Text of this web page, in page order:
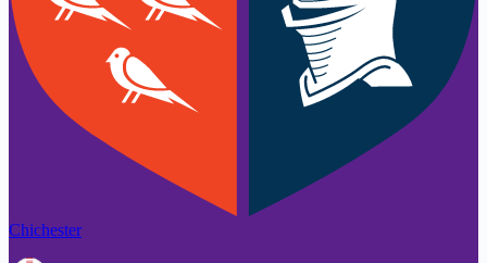
Chichester